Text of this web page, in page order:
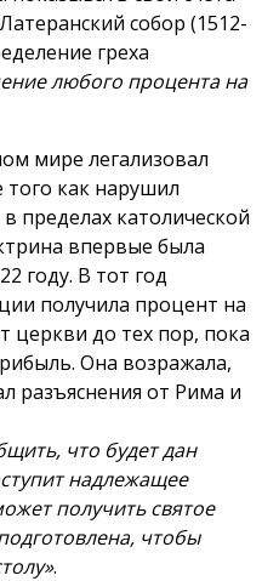
собор (1512-
греха
любого процента на
мире легализовал
того как нарушил
пределах католической
впервые была
году. В тот год
получила процент на
церкви до тех пор, пока
Она возражала,
разъяснения от Рима и
что будет дан
надлежащее
получить святое
чтобы
.